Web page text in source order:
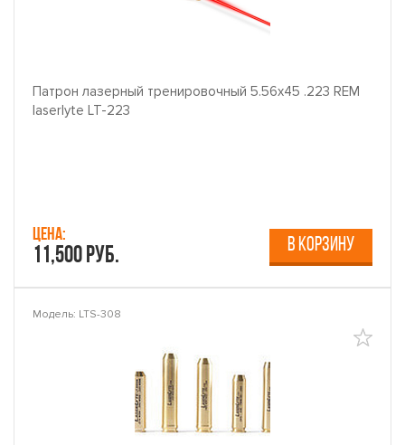
Патрон лазерный тренировочный 5.56x45 .223 REM
laserlyte LT-223
Цена:
11,500 руб. В КОРЗИНУ
Модель: LTS-308